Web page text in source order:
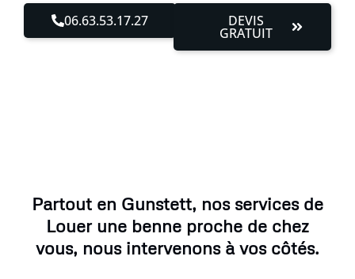
06.63.53.17.27 DEVIS
GRATUIT
Partout en Gunstett, nos services de
Louer une benne proche de chez
vous, nous intervenons à vos côtés.